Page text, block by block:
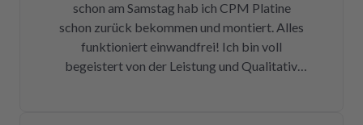
halbe Stunde, nachdem mein Paket
angekommen war, bekam ich eine Rechnung
der Reparatur und das Teil war wieder auf
dem Rückweg zu mir!!! Unglaublich. Leider
schon am Samstag hab ich CPM Platine
schon zurück bekommen und montiert. Alles
funktioniert einwandfrei! Ich bin voll
begeistert von der Leistung und Qualitativ.